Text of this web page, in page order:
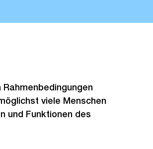
viele Menschen
und Funktionen des